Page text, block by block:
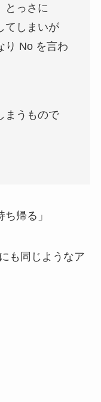
とっさに
てしまいが
り No を言わ
まうもので
帰る」
も同じようなア